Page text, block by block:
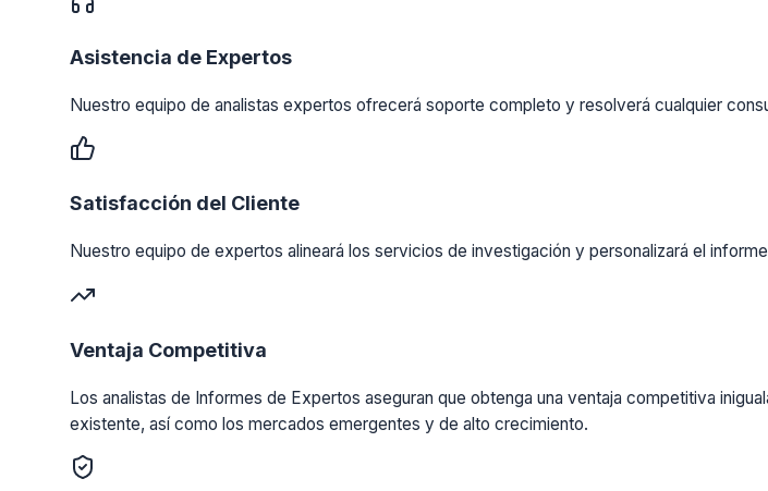
Asistencia de Expertos
Nuestro equipo de analistas expertos ofrecerá soporte completo y resolverá cualquier
Satisfacción del Cliente
Nuestro equipo de expertos alineará los servicios de investigación y personalizará el
Ventaja Competitiva
Los analistas de Informes de Expertos aseguran que obtenga una ventaja competitiva
existente, así como los mercados emergentes y de alto crecimiento.